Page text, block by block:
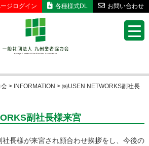
ジ ログイン 各種様式DL お問い合わせ
> INFORMATION > ㈱USEN NETWORKS副社長
副社長様来宮
社長様が来宮され顔合わせ挨拶をし、今後の